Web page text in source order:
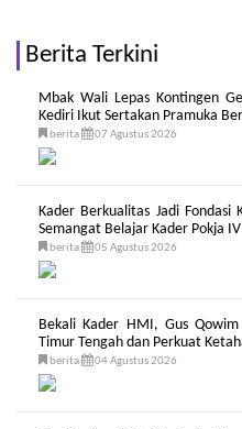
Berita Terkini
Mbak Wali Lepas Kontingen
Kediri Ikut Sertakan Pramuka
berita 07 Agustus 2026
Kader Berkualitas Jadi Fondasi
Semangat Belajar Kader Pokja IV
berita 05 Agustus 2026
Bekali Kader HMI, Gus
Timur Tengah dan Perkuat
berita 04 Agustus 2026